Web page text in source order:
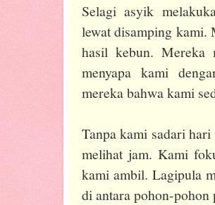
Selagi asyik
lewat disamping kami.
hasil kebun. Mereka
menyapa kami
mereka bahwa kami
Tanpa kami sadari
melihat jam. Kami
kami ambil. Lagipula
di antara pohon-pohon